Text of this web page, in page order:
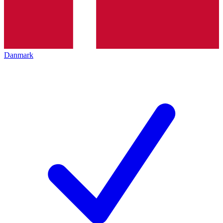
Danmark